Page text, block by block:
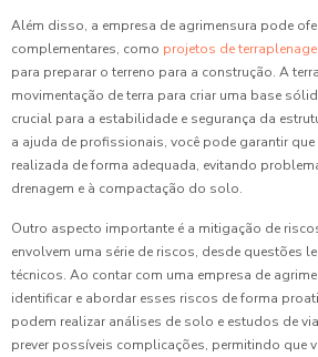
Além disso, a empresa de agrimensura pode
complementares, como projetos de
para preparar o terreno para a construção. A
movimentação de terra para criar uma base
crucial para a estabilidade e segurança da
a ajuda de profissionais, você pode garantir que
realizada de forma adequada, evitando
drenagem e à compactação do solo.
Outro aspecto importante é a mitigação de
envolvem uma série de riscos, desde questões
técnicos. Ao contar com uma empresa de
identificar e abordar esses riscos de forma
podem realizar análises de solo e estudos de
prever possíveis complicações, permitindo que